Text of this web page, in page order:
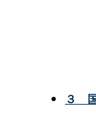
３